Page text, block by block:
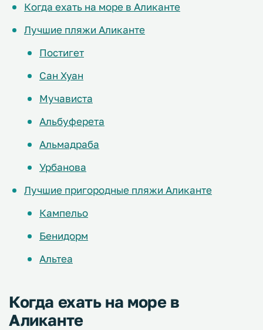
Когда ехать на море в Аликанте
Лучшие пляжи Аликанте
Постигет
Сан Хуан
Мучависта
Альбуферета
Альмадраба
Урбанова
Лучшие пригородные пляжи Аликанте
Кампельо
Бенидорм
Альтеа
Когда ехать на море в
Аликанте